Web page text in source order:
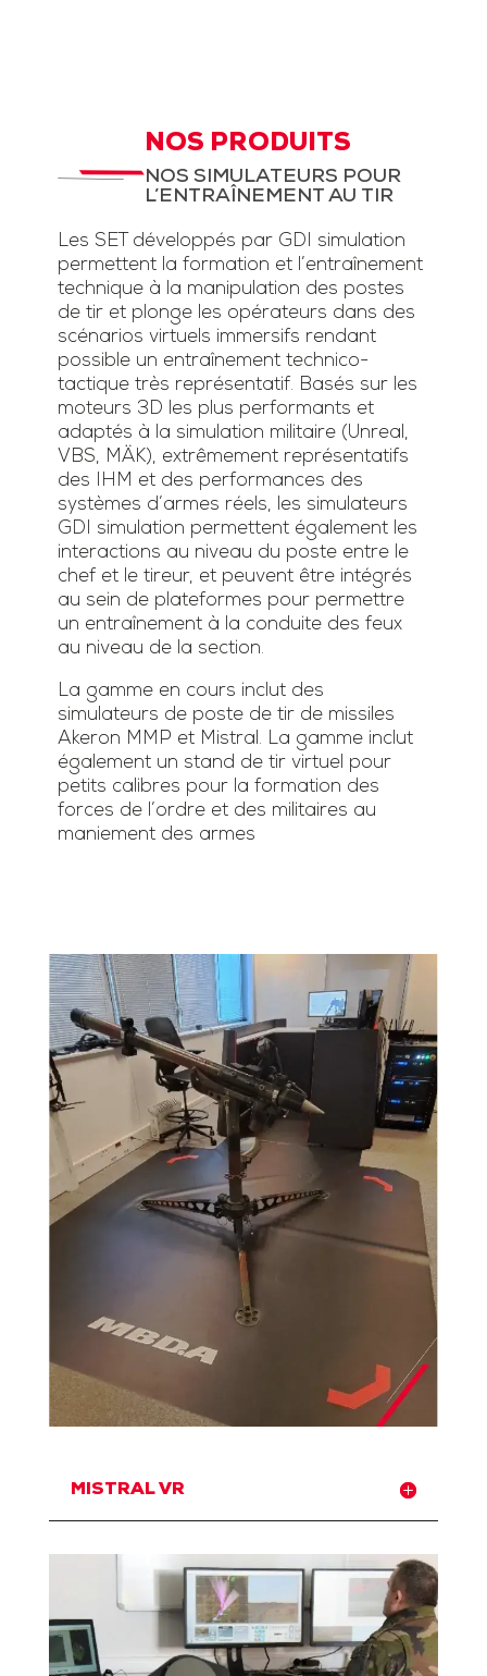
NOS PRODUITS
NOS SIMULATEURS POUR
L’ENTRAÎNEMENT AU TIR
Les SET développés par GDI simulation
permettent la formation et l’entraînement
technique à la manipulation des postes
de tir et plonge les opérateurs dans des
scénarios virtuels immersifs rendant
possible un entraînement technico-
tactique très représentatif. Basés sur les
moteurs 3D les plus performants et
adaptés à la simulation militaire (Unreal,
VBS, MÄK), extrêmement représentatifs
des IHM et des performances des
systèmes d’armes réels, les simulateurs
GDI simulation permettent également les
interactions au niveau du poste entre le
chef et le tireur, et peuvent être intégrés
au sein de plateformes pour permettre
un entraînement à la conduite des feux
au niveau de la section.
La gamme en cours inclut des
simulateurs de poste de tir de missiles
Akeron MMP et Mistral. La gamme inclut
également un stand de tir virtuel pour
petits calibres pour la formation des
forces de l’ordre et des militaires au
maniement des armes
MISTRAL VR